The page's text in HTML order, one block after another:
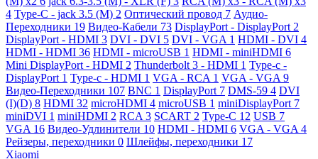
4 Type-C - jack 3.5 (M) 2 Оптический провод 7 Аудио-
Переходники 19 Видео-Кабели 73 DisplayPort - DisplayPort 2
DisplayPort - HDMI 3 DVI - DVI 5 DVI - VGA 1 HDMI - DVI 4
HDMI - HDMI 36 HDMI - microUSB 1 HDMI - miniHDMI 6
Mini DisplayPort - HDMI 2 Thunderbolt 3 - HDMI 1 Type-c -
DisplayPort 1 Type-c - HDMI 1 VGA - RCA 1 VGA - VGA 9
Видео-Переходники 107 BNC 1 DisplayPort 7 DMS-59 4 DVI
(I)(D) 8 HDMI 32 microHDMI 4 microUSB 1 miniDisplayPort 7
miniDVI 1 miniHDMI 2 RCA 3 SCART 2 Type-C 12 USB 7
VGA 16 Видео-Удлинители 10 HDMI - HDMI 6 VGA - VGA 4
Рейзеры, переходники 0 Шлейфы, переходники 17
Xiaomi